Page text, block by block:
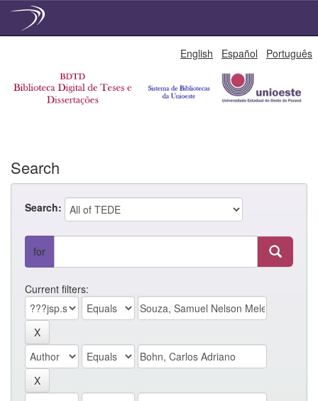
English Español Português
Search
Search:
for
Current filters: